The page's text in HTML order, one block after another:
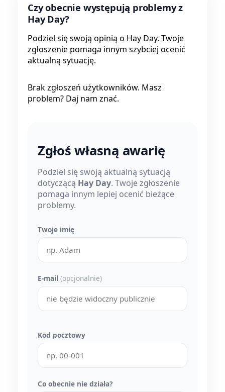
Czy obecnie występują problemy z
Hay Day?
Podziel się swoją opinią o Hay Day. Twoje
zgłoszenie pomaga innym szybciej ocenić
aktualną sytuację.
Brak zgłoszeń użytkowników. Masz
problem? Daj nam znać.
Zgłoś własną awarię
Podziel się swoją aktualną sytuacją
dotyczącą Hay Day. Twoje zgłoszenie
pomaga innym lepiej ocenić bieżące
problemy.
Twoje imię
E-mail (opcjonalnie)
Kod pocztowy
Co obecnie nie działa?